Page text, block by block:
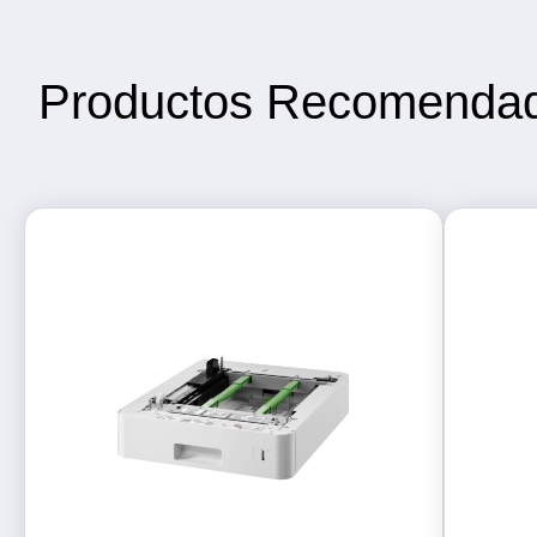
Productos